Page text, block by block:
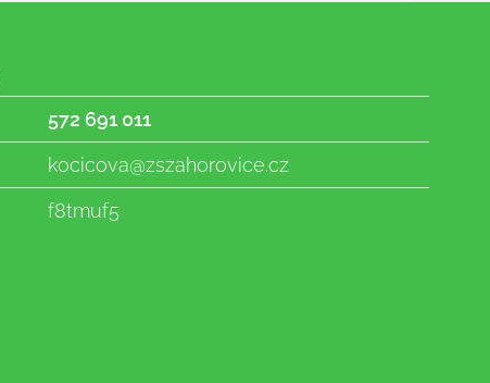
572 691 011
kocicova@zszahorovice.cz
f8tmuf5